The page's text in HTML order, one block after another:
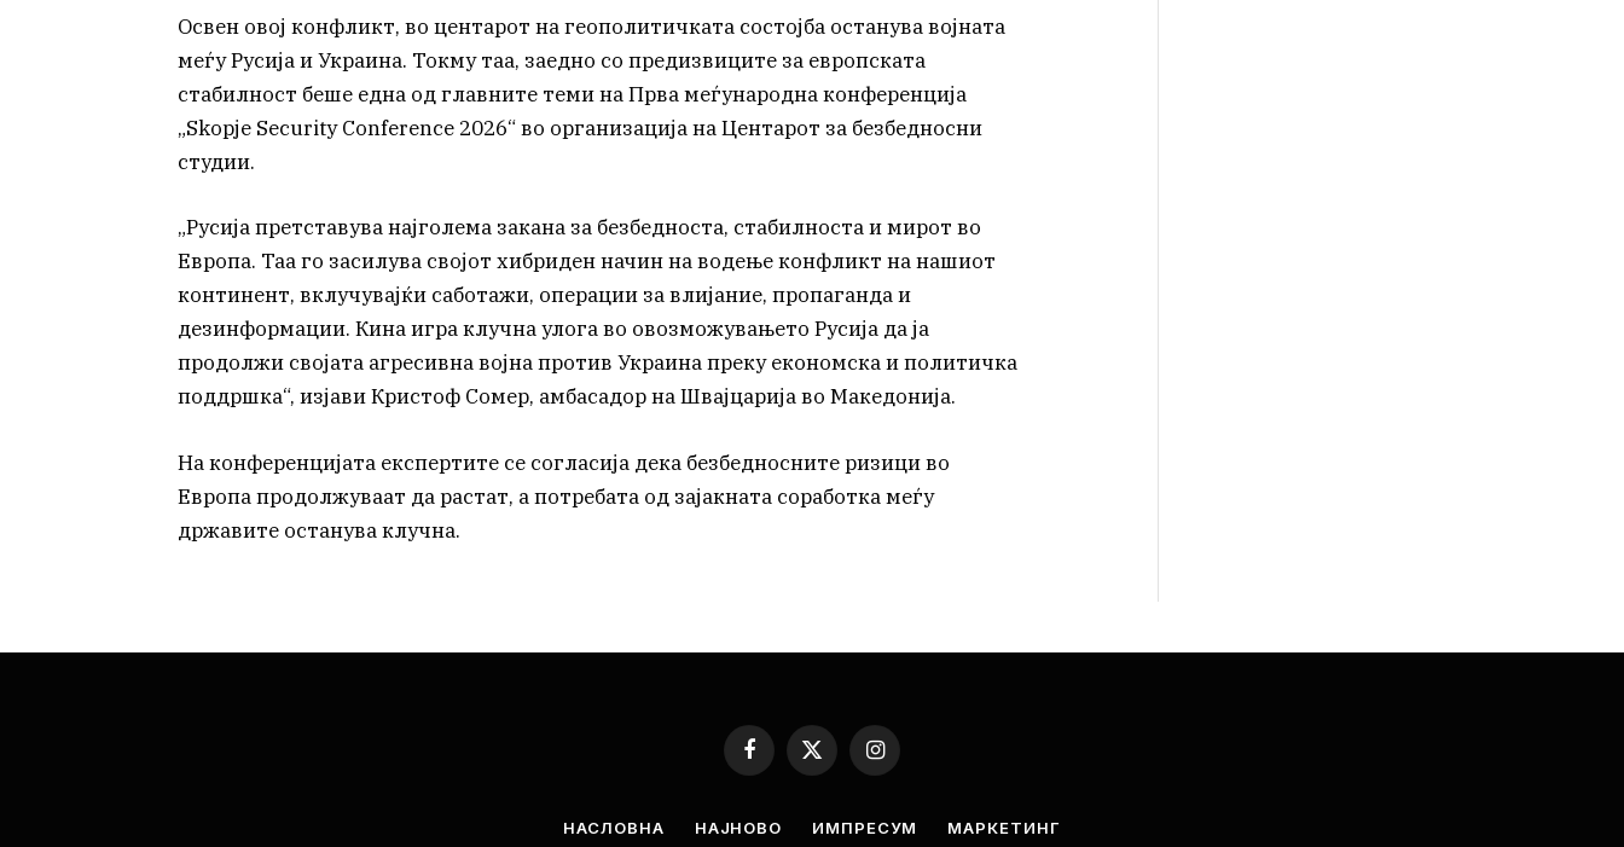
Освен овој конфликт, во центарот на геополитичката состојба останува војната
меѓу Русија и Украина. Токму таа, заедно со предизвиците за европската
стабилност беше една од главните теми на Прва меѓународна конференција
„Skopje Security Conference 2026“ во организација на Центарот за безбедносни
студии.
„Русија претставува најголема закана за безбедноста, стабилноста и мирот во
Европа. Таа го засилува својот хибриден начин на водење конфликт на нашиот
континент, вклучувајќи саботажи, операции за влијание, пропаганда и
дезинформации. Кина игра клучна улога во овозможувањето Русија да ја
продолжи својата агресивна војна против Украина преку економска и политичка
поддршка“, изјави Кристоф Сомер, амбасадор на Швајцарија во Македонија.
На конференцијата експертите се согласија дека безбедносните ризици во
Европа продолжуваат да растат, а потребата од зајакната соработка меѓу
државите останува клучна.
Facebook
X
(Twitter)
Instagram
НАСЛОВНА НАЈНОВО ИМПРЕСУМ МАРКЕТИНГ